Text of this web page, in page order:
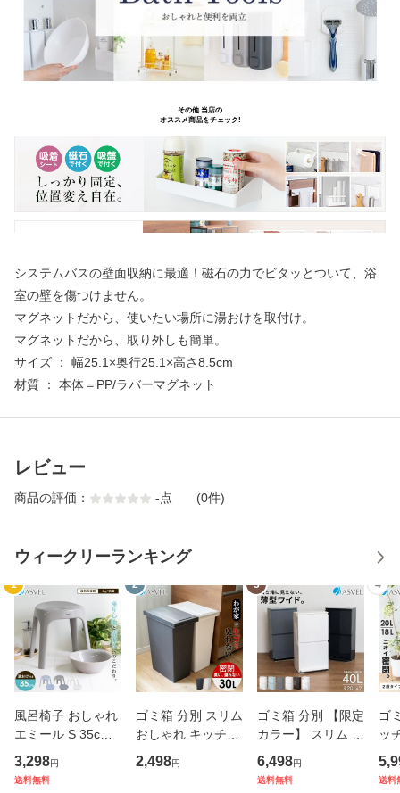
システムバスの壁面収納に最適！磁石の力でビタッとついて、浴
室の壁を傷つけません。
マグネットだから、使いたい場所に湯おけを取付け。
マグネットだから、取り外しも簡単。
サイズ ： 幅25.1×奥行25.1×高さ8.5cm
材質 ： 本体＝PP/ラバーマグネット
レビュー
商品の評価： -点 (0件)
ウィークリーランキング
1
風呂椅子 おしゃれ
エミール S 35cm
湯桶 セット アスベ
ル ASVEL EMEAL
3,298円
送料無料
2
ゴミ箱 分別 スリム
おしゃれ キッチン
ふた付き 縦型 大容
量 密閉 ワゴン 30
2,498円
3
ゴミ箱 分別 【限定
カラー】 スリム 縦
型 2段 おしゃれ キ
ッチン ふた付き 2
6,498円
送料無料
4
ゴ
ッ
カ
ム
送料